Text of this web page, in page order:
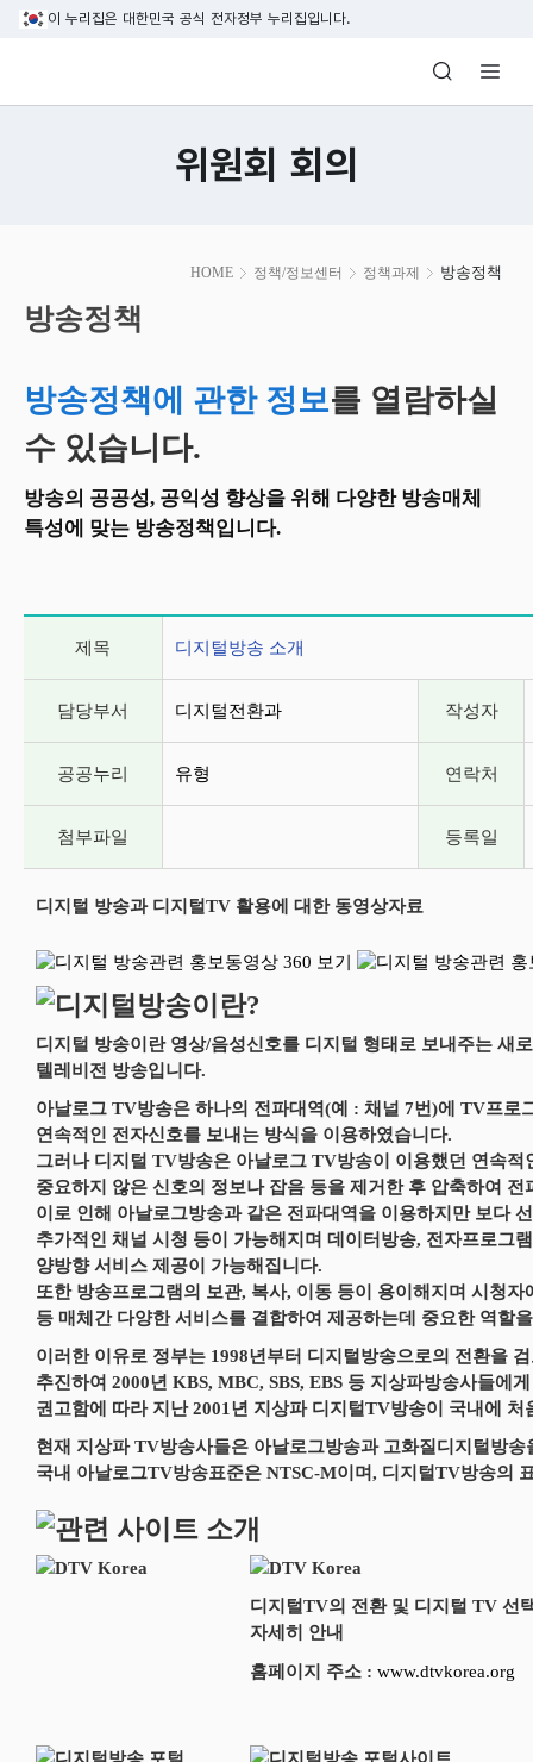
이 누리집은 대한민국 공식 전자정부 누리집입니다.
방송미디어통신위원회 Korea Media
위원회 회의
HOME 정책/정보센터 정책과제 방송정책
시
작
방송정책
방송정책에 관한 정보를 열람하실
수 있습니다.
방송의 공공성, 공익성 향상을 위해 다양한 방송매체
특성에 맞는 방송정책입니다.
제목 디지털방송 소개
담당부서 디지털전환과 작성자
공공누리 유형 연락처
첨부파일 등록일
디지털 방송과 디지털TV 활용에 대한 동영상자료
디지털 방송이란 영상/음성신호를 디지털 형태로 보내주는 새
텔레비전 방송입니다.
아날로그 TV방송은 하나의 전파대역(예 : 채널 7번)에 TV프로
연속적인 전자신호를 보내는 방식을 이용하였습니다.
그러나 디지털 TV방송은 아날로그 TV방송이 이용했던 연속적
중요하지 않은 신호의 정보나 잡음 등을 제거한 후 압축하여 전
이로 인해 아날로그방송과 같은 전파대역을 이용하지만 보다
추가적인 채널 시청 등이 가능해지며 데이터방송, 전자프로그
양방향 서비스 제공이 가능해집니다.
또한 방송프로그램의 보관, 복사, 이동 등이 용이해지며 시청
등 매체간 다양한 서비스를 결합하여 제공하는데 중요한 역할
이러한 이유로 정부는 1998년부터 디지털방송으로의 전환을
추진하여 2000년 KBS, MBC, SBS, EBS 등 지상파방송사들에
권고함에 따라 지난 2001년 지상파 디지털TV방송이 국내에 처
현재 지상파 TV방송사들은 아날로그방송과 고화질디지털방
국내 아날로그TV방송표준은 NTSC-M이며, 디지털TV방송의
디지털TV의 전환 및 디지털 TV 선
자세히 안내
홈페이지 주소 : www.dtvkorea.org